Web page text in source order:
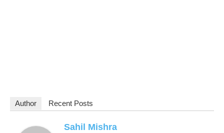
Author Recent Posts
Sahil Mishra